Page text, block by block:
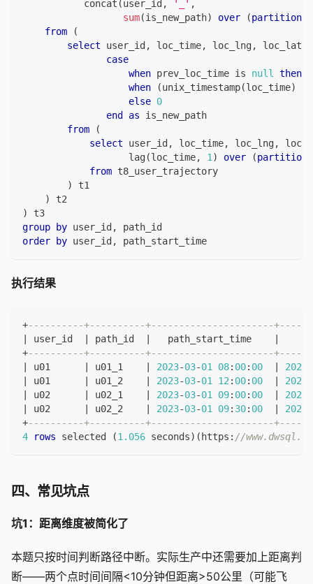
           concat
(user_id , '_' ,
sum(is_new_path) over (partition
from
(
select user_id, loc_time, loc_lng, loc_lat
case
when prev_loc_time is null then
when
(unix_timestamp(loc_time)
else 0
end as is_new_path
from
(
select user_id, loc_time, loc_lng,
                   lag
(loc_time, 1 ) over (partition
from t8_user_trajectory
)
t1
)
t2
)
t3
group by user_id,
path_id
order by user_id, path_start_time
执行结果
+----------+----------+----------------------
|
user_id | path_id |
   path_start_time
|
+----------+----------+----------------------
|
u01 | u01_1 | 2023-03-01 08: 00: 00 | 2023
|
u01 | u01_2 | 2023-03-01 12 : 00: 00 | 2023
|
u02 | u02_1 | 2023-03-01 09: 00: 00 | 2023
|
u02 | u02_2 | 2023-03-01 09: 30: 00 | 2023
+----------+----------+----------------------
4
rows selected (1.056 seconds) (https: //
四、常见坑点
坑1：距离维度被简化了
本题只按时间判断路径中断。实际生产中还需要加上距离判
断——两个点时间间隔<10分钟但距离>50公里（可能飞